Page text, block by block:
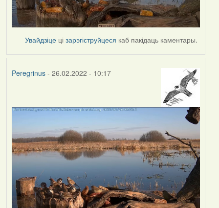
Увайдзіце цізарэгіструйцеся каб пакідаць каментары.
Peregrinus- 26.02.2022 - 10:17